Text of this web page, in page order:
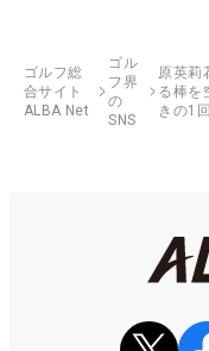
ゴルフ総
合サイト
ALBA Net
ゴル
フ界
の
SNS
原英莉
る棒を
きの1